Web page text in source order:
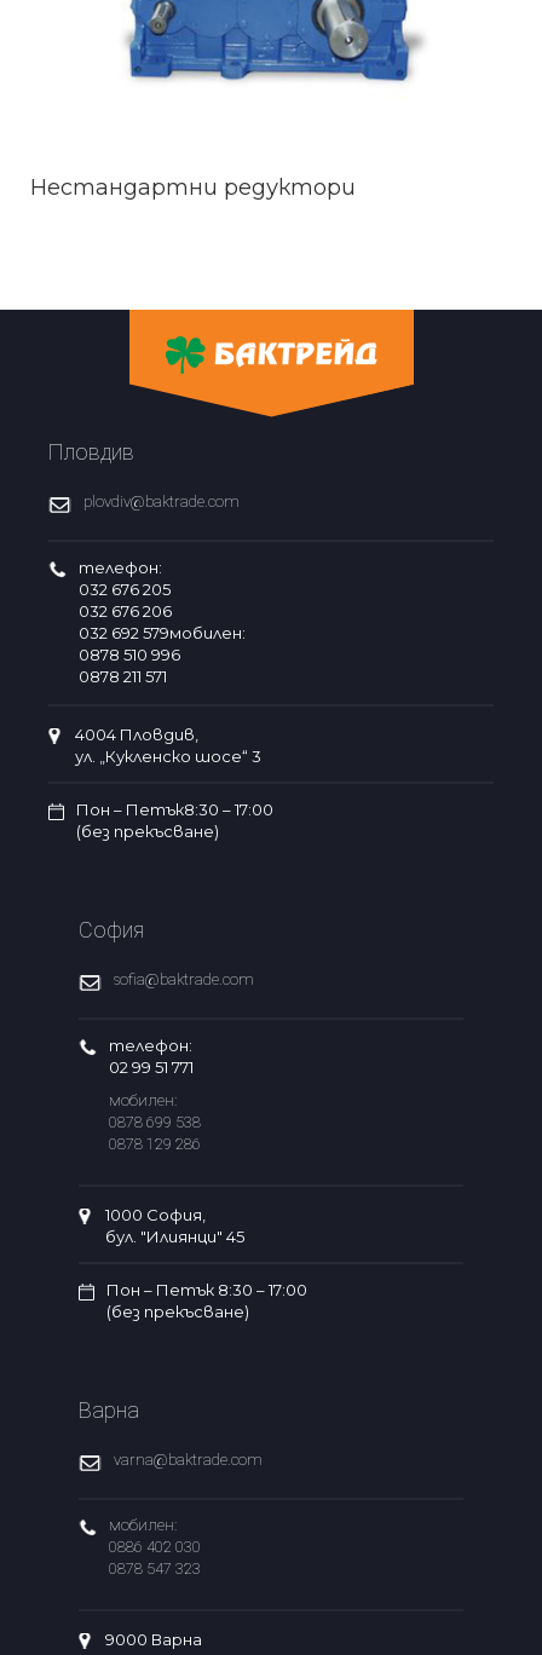
Нестандартни редуктори
Пловдив
plovdiv@baktrade.com
телефон:
032 676 205
032 676 206
032 692 579мобилен:
0878 510 996
0878 211 571
4004 Пловдив,
ул. „Кукленско шосе“ 3
Пон – Петък8:30 – 17:00
(без прекъсване)
София
sofia@baktrade.com
телефон:
02 99 51 771
мобилен:
0878 699 538
0878 129 286
1000 София,
бул. "Илиянци" 45
Пон – Петък 8:30 – 17:00
(без прекъсване)
Варна
varna@baktrade.com
мобилен:
0886 402 030
0878 547 323
9000 Варна